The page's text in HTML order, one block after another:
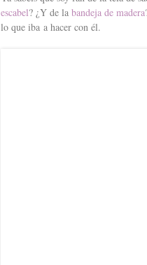
escabel? ¿Y de la bandeja de madera
lo que iba a hacer con él.